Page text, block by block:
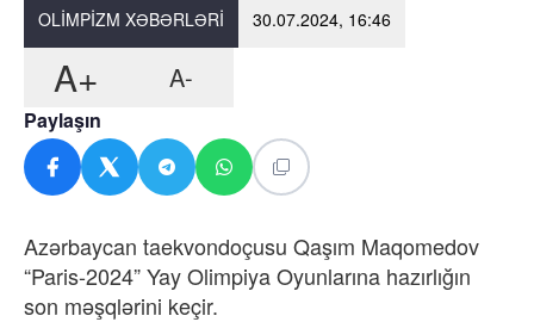
OLIMPIZM XƏBƏRLƏRI 30.07.2024, 16:46
A+ A-
Paylaşın
Azərbaycan taekvondoçusu Qaşım Maqomedov
“Paris-2024” Yay Olimpiya Oyunlarına hazırlığın
son məşqlərini keçir.